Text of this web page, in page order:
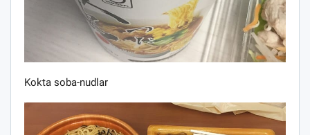
Kokta soba-nudlar